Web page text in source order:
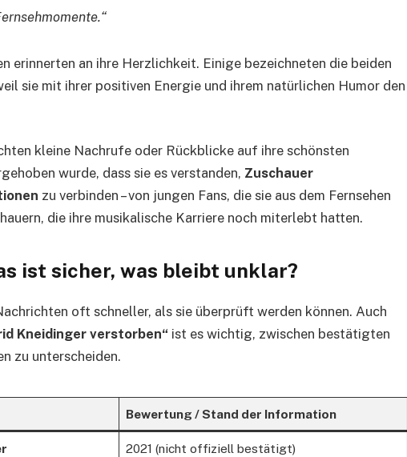
erinnerten an ihre Herzlichkeit. Einige bezeichneten die beiden
sie mit ihrer positiven Energie und ihrem natürlichen Humor den
kleine Nachrufe oder Rückblicke auf ihre schönsten
wurde, dass sie es verstanden, Zuschauer
zu verbinden – von jungen Fans, die sie aus dem Fernsehen
die ihre musikalische Karriere noch miterlebt hatten.
ist sicher, was bleibt unklar?
oft schneller, als sie überprüft werden können. Auch
Kneidinger verstorben“ ist es wichtig, zwischen bestätigten
zu unterscheiden.
Bewertung / Stand der Information
2021 (nicht offiziell bestätigt)